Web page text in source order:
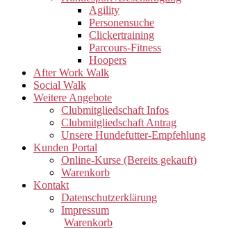
Agility
Personensuche
Clickertraining
Parcours-Fitness
Hoopers
After Work Walk
Social Walk
Weitere Angebote
Clubmitgliedschaft Infos
Clubmitgliedschaft Antrag
Unsere Hundefutter-Empfehlung
Kunden Portal
Online-Kurse (Bereits gekauft)
Warenkorb
Kontakt
Datenschutzerklärung
Impressum
Warenkorb